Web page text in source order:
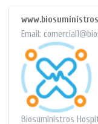
Email:
Biosuministros